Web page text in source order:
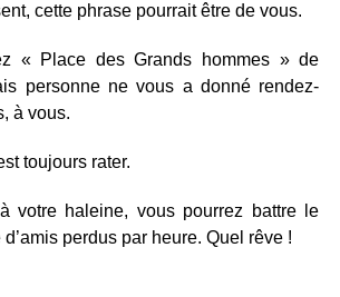
cette phrase pourrait être de vous.
« Place des Grands hommes » de
personne ne vous a donné rendez-
à vous.
toujours rater.
votre haleine, vous pourrez battre le
perdus par heure. Quel rêve !